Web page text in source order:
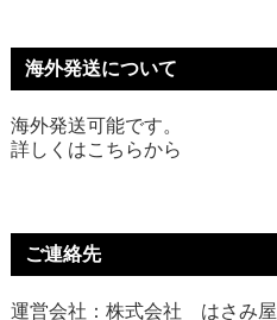
海外発送について
海外発送可能です。
詳しくはこちらから
ご連絡先
運営会社：株式会社 はさみ屋